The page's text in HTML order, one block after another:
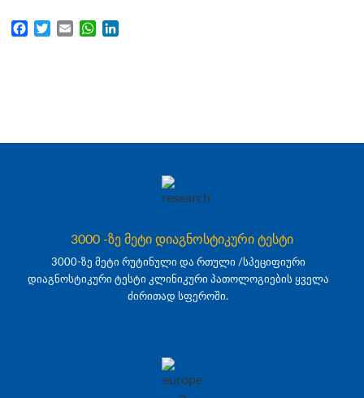
FacebookTwitter
Email WhatsApp
3000 -ზე მეტი დიაგნოსტიკური ტესტი
3000-ზე მეტი რუტინული და რთული /სპეციფიური
დიაგნოსტიკური ტესტი კლინიკური პათოლოგიების ყველა
ძირითად სფეროში.